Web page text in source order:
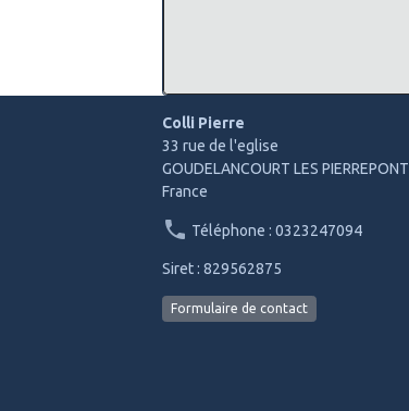
Colli Pierre
33 rue de l'eglise
GOUDELANCOURT LES PIERREPONT
France
Téléphone : 0323247094
Siret : 829562875
Formulaire de contact